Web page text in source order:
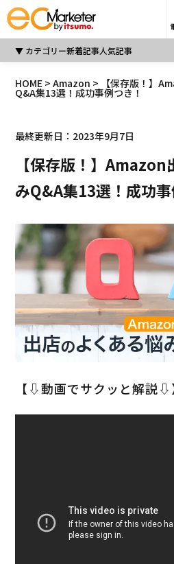
カテゴリー新着記事人気記事
HOME >Amazon > 【保存版！】
Q&A集13選！成功事例つき！
最終更新日：2023年9月7日
【保存版！】
みQ&A集13選！成功事
【⇩動画でサクッと解説⇩